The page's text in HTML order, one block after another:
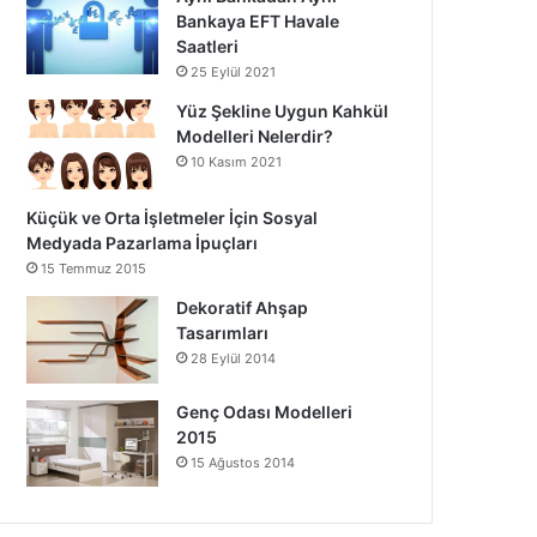
Bankaya EFT Havale
Saatleri
25 Eylül 2021
Yüz Şekline Uygun Kahkül
Modelleri Nelerdir?
10 Kasım 2021
Küçük ve Orta İşletmeler İçin Sosyal
Medyada Pazarlama İpuçları
15 Temmuz 2015
Dekoratif Ahşap
Tasarımları
28 Eylül 2014
Genç Odası Modelleri
2015
15 Ağustos 2014